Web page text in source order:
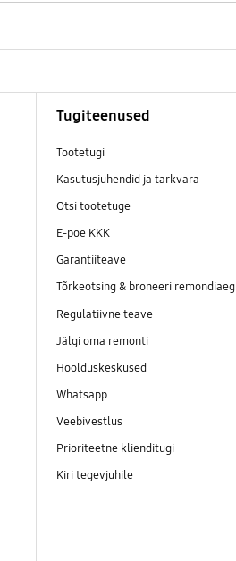
Tugiteenused
Tootetugi
Kasutusjuhendid ja tarkvara
Otsi tootetuge
E-poe KKK
Garantiiteave
Tõrkeotsing & broneeri remondiaeg
Regulatiivne teave
Jälgi oma remonti
Hoolduskeskused
Whatsapp
Veebivestlus
Prioriteetne klienditugi
Kiri tegevjuhile